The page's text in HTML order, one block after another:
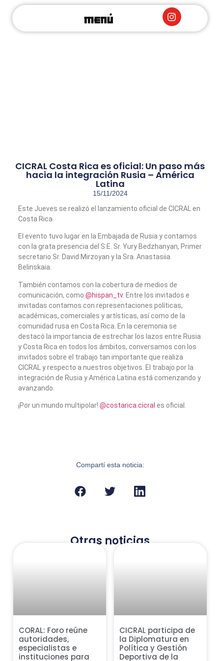
CICRAL Costa Rica es oficial: Un paso más
hacia la integración Rusia – América
Latina
15/11/2024
Este Jueves se realizó el lanzamiento oficial de CICRAL en
Costa Rica.
El evento tuvo lugar en la Embajada de Rusia y contamos
con la grata presencia del S.E. Sr. Yury Bedzhanyan, Primer
secretario Sr. David Mirzoyan y la Sra. Anastasiia
Belinskaia.
También contamos con la cobertura de medios de
comunicación, como @hispan_tv. Entre los invitados e
invitadas contamos con representaciones políticas,
académicas, comerciales y artísticas, así como de la
comunidad rusa en Costa Rica. En la ceremonia se
destacó la importancia de estrechar los lazos entre Rusia
y Costa Rica en todos los ámbitos, conversamos con los
invitados sobre el trabajo tan importante que realiza
CICRAL y respecto a nuestros objetivos. El trabajo por la
integración de Rusia y América Latina está comenzando y
avanzando.
¡Por un mundo multipolar! @costarica.cicral es oficial.
Compartí esta noticia:
Otras noticias
CORAL: Foro reúne
autoridades,
especialistas e
instituciones para
CICRAL participa de
la Diplomatura en
Política y Gestión
Deportiva de la